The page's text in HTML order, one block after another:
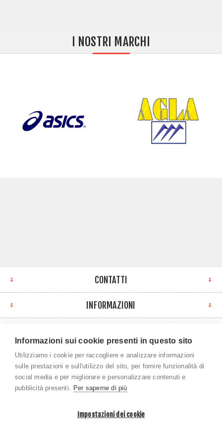
I NOSTRI MARCHI
CONTATTI
INFORMAZIONI
NEWSLETTER
Informazioni sui cookie presenti in questo sito
Utilizziamo i cookie per raccogliere e analizzare informazioni
sulle prestazioni e sull'utilizzo del sito, per fornire funzionalità di
social media e per migliorare e personalizzare contenuti e
pubblicità presenti. Per saperne di più
Impostazioni dei cookie